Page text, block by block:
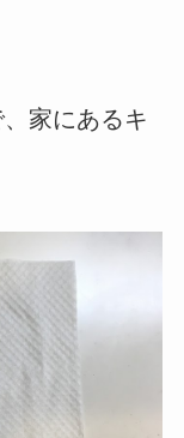
家にあるキ